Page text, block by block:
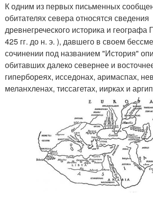
К одним из первых письменных
обитателях севера относятся сведения
древнегреческого историка и географа
425 гг. до н. э. ), давшего в своем
сочинении под названием "История"
обитавших далеко севернее и
гипербореях, исседонах, аримаспах,
меланхленах, тиссагетах, иирках и